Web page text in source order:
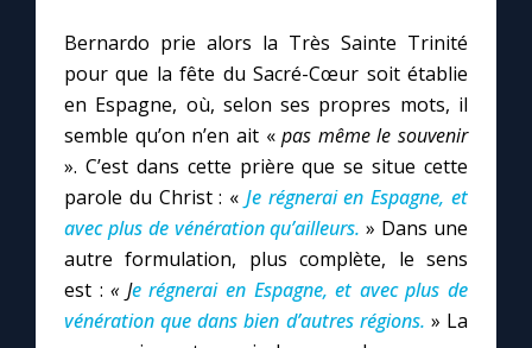
Bernardo prie alors la Très Sainte Trinité
pour que la fête du Sacré-Cœur soit établie
en Espagne, où, selon ses propres mots, il
semble qu’on n’en ait «pas même le souvenir
». C’est dans cette prière que se situe cette
parole du Christ : « Je régnerai en Espagne, et
avec plus de vénération qu’ailleurs.» Dans une
autre formulation, plus complète, le sens
est :« Je régnerai en Espagne, et avec plus de
vénération que dans bien d’autres régions. » La